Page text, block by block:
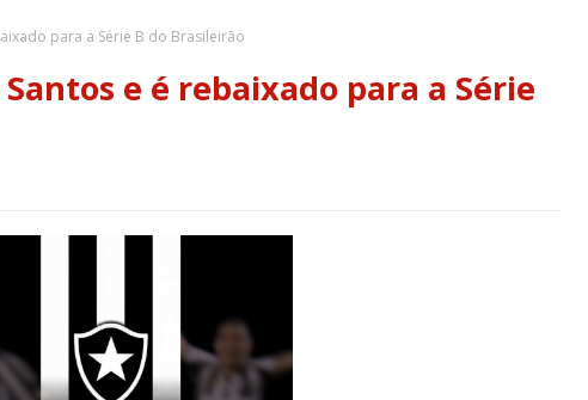
para a Série B do Brasileirão
e é rebaixado para a Série